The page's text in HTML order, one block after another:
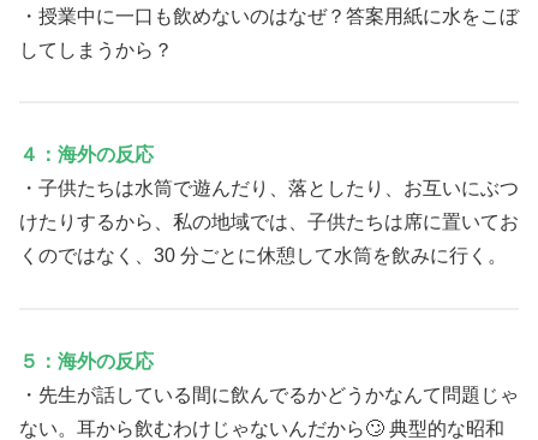
・授業中に一口も飲めないのはなぜ？答案用紙に水をこぼ
してしまうから？
４：海外の反応
・子供たちは水筒で遊んだり、落としたり、お互いにぶつ
けたりするから、私の地域では、子供たちは席に置いてお
くのではなく、30 分ごとに休憩して水筒を飲みに行く。
５：海外の反応
・先生が話している間に飲んでるかどうかなんて問題じゃ
ない。耳から飲むわけじゃないんだから🙄 典型的な昭和